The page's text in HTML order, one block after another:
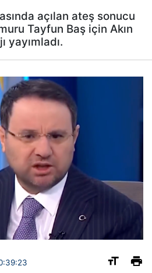
açılan ateş sonucu
Tayfun Baş için Akın
yayımladı.